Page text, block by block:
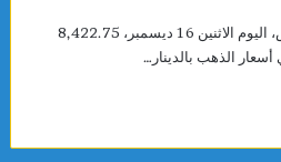
بلغ سعر أونصة الذهب في تونس، اليوم الاثنين 16 ديسمبر، 8,422.75
أسعار الذهب بالدينار…